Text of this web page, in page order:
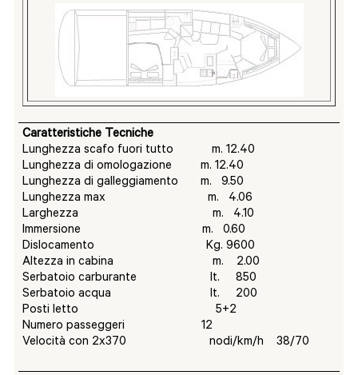
Caratteristiche Tecniche
Lunghezza scafo fuori tutto m. 12.40
Lunghezza di omologazione m. 12.40
Lunghezza di galleggiamento m. 9.50
Lunghezza max m. 4.06
Larghezza m. 4.10
Immersione m. 0.60
Dislocamento Kg. 9600
Altezza in cabina m. 2.00
Serbatoio carburante lt. 850
Serbatoio acqua lt. 200
Posti letto 5+2
Numero passeggeri 12
Velocità con 2x370 nodi/km/h 38/70